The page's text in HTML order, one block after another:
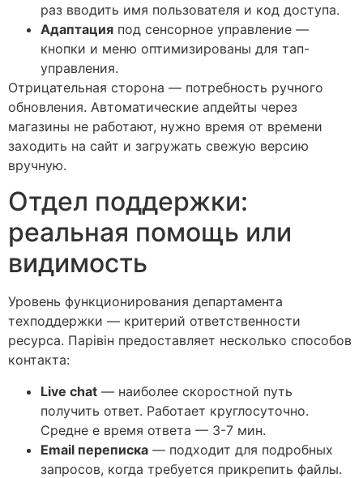
раз вводить имя пользователя и код доступа.
Адаптация под сенсорное управление —
кнопки и меню оптимизированы для тап-
управления.
Отрицательная сторона — потребность ручного
обновления. Автоматические апдейты через
магазины не работают, нужно время от времени
заходить на сайт и загружать свежую версию
вручную.
Отдел поддержки:
реальная помощь или
видимость
Уровень функционирования департамента
техподдержки — критерий ответственности
ресурса. Парівін предоставляет несколько способов
контакта:
Live chat — наиболее скоростной путь
получить ответ. Работает круглосуточно.
Средне е время ответа — 3-7 мин.
Email переписка — подходит для подробных
запросов, когда требуется прикрепить файлы.